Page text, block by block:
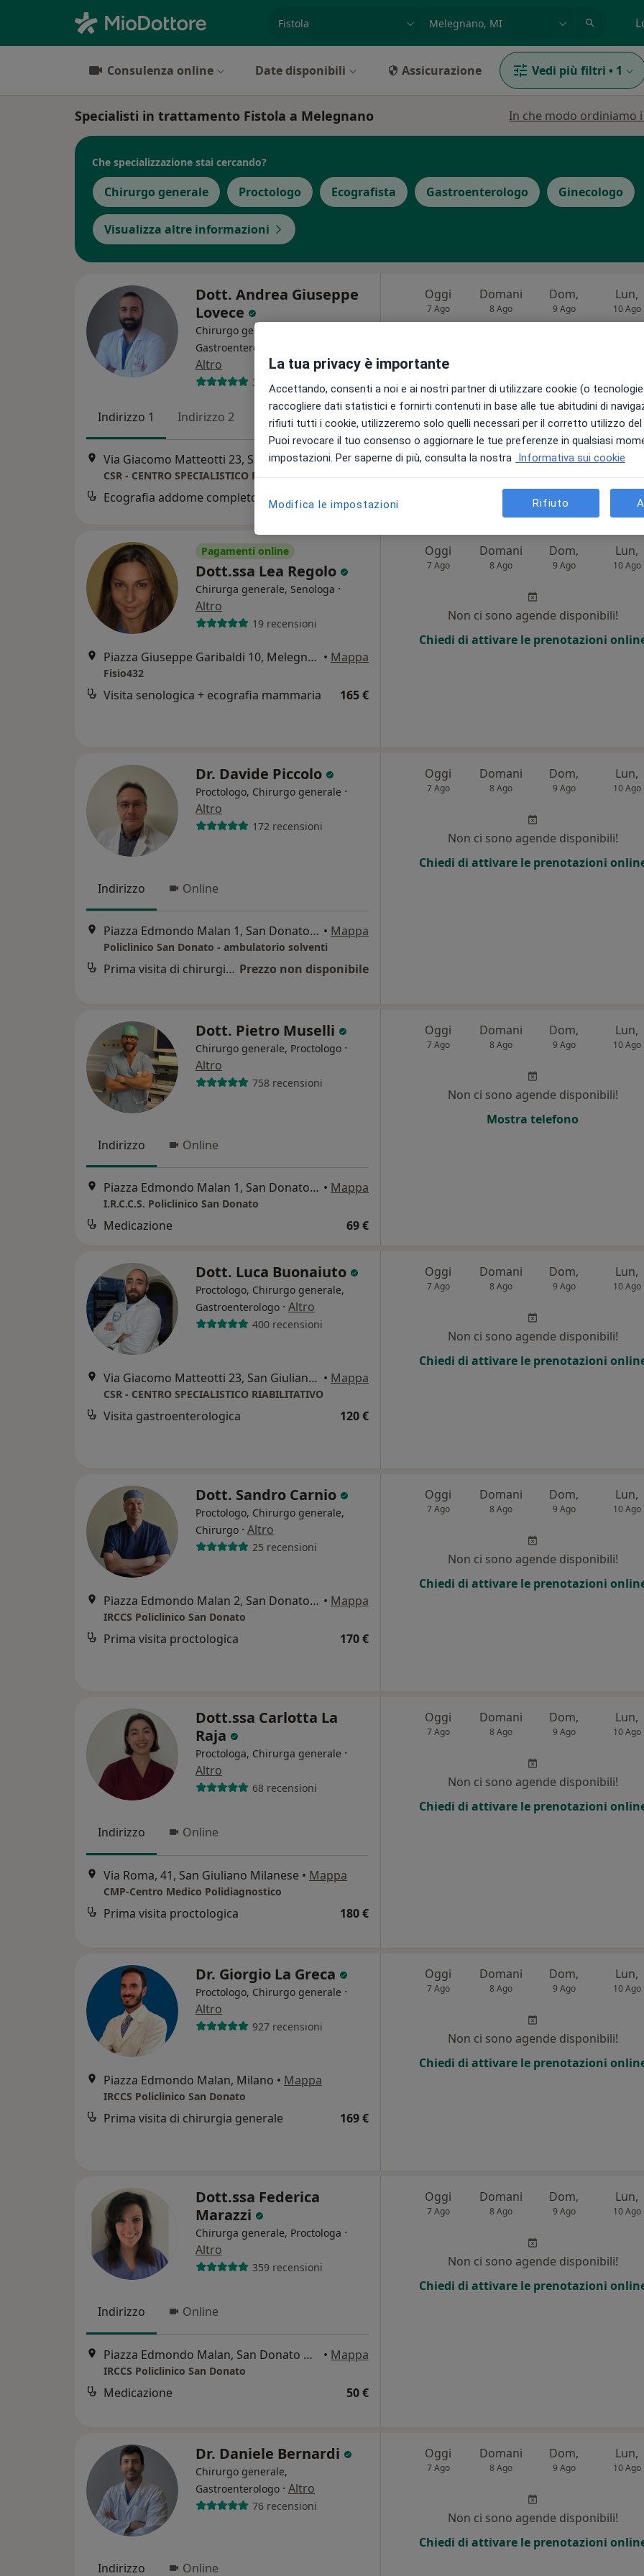
Consulenza online Date disponibili Assicurazione Vedi più filtri • 1
Specialisti in trattamento Fistola a Melegnano In che modo ordiniamo
Che specializzazione stai cercando?
Chirurgo generale Proctologo Ecografista Gastroenterologo Ginecologo
Visualizza altre informazioni
Dott. Andrea Giuseppe
Lovece
Chirurgo generale,
Gastroenterologo, Ecografista
Altro
316 recensioni
Indirizzo 1 Indirizzo 2 Online
Via Giacomo Matteotti 23, San Giuliano Milanese •Mappa
CSR - CENTRO SPECIALISTICO RIABILITATIVO
Ecografia addome completo 100 €
Oggi
7 Ago
Domani
8 Ago
Dom,
9 Ago
Lun,
10 Ago
Non ci sono agende disponibili!
Chiedi di attivare le prenotazioni online
Pagamenti online
Dott.ssa Lea Regolo
Chirurga generale, Senologa ·
Altro
19 recensioni
Piazza Giuseppe Garibaldi 10, Melegnano • Mappa
Fisio432
Visita senologica + ecografia mammaria 165 €
Oggi
7 Ago
Domani
8 Ago
Dom,
9 Ago
Lun,
10 Ago
Non ci sono agende disponibili!
Chiedi di attivare le prenotazioni
Dr. Davide Piccolo
Proctologo, Chirurgo generale ·
Altro
172 recensioni
Indirizzo Online
Piazza Edmondo Malan 1, San Donato Milanese • Mappa
Policlinico San Donato - ambulatorio solventi
Prima visita di chirurgia generale Prezzo non disponibile
Oggi
7 Ago
Domani
8 Ago
Dom,
9 Ago
Lun,
10 Ago
Non ci sono agende disponibili!
Chiedi di attivare le prenotazioni
Dott. Pietro Muselli
Chirurgo generale, Proctologo ·
Altro
758 recensioni
Indirizzo Online
Piazza Edmondo Malan 1, San Donato Milanese • Mappa
I.R.C.C.S. Policlinico San Donato
Medicazione 69 €
Oggi
7 Ago
Domani
8 Ago
Dom,
9 Ago
Lun,
10 Ago
Non ci sono agende disponibili!
Mostra telefono
Dott. Luca Buonaiuto
Proctologo, Chirurgo generale,
Gastroenterologo · Altro
400 recensioni
Via Giacomo Matteotti 23, San Giuliano Milanese • Mappa
CSR - CENTRO SPECIALISTICO RIABILITATIVO
Visita gastroenterologica 120 €
Oggi
7 Ago
Domani
8 Ago
Dom,
9 Ago
Lun,
10 Ago
Non ci sono agende disponibili!
Chiedi di attivare le prenotazioni
Dott. Sandro Carnio
Proctologo, Chirurgo generale,
Chirurgo · Altro
25 recensioni
Piazza Edmondo Malan 2, San Donato Milanese, MI, • Mappa
IRCCS Policlinico San Donato
Prima visita proctologica 170 €
Oggi
7 Ago
Domani
8 Ago
Dom,
9 Ago
Lun,
10 Ago
Non ci sono agende disponibili!
Chiedi di attivare le prenotazioni
Dott.ssa Carlotta La
Raja
Proctologa, Chirurga generale ·
Altro
68 recensioni
Indirizzo Online
Via Roma, 41, San Giuliano Milanese • Mappa
CMP-Centro Medico Polidiagnostico
Prima visita proctologica 180 €
Oggi
7 Ago
Domani
8 Ago
Dom,
9 Ago
Lun,
10 Ago
Non ci sono agende disponibili!
Chiedi di attivare le prenotazioni
Dr. Giorgio La Greca
Proctologo, Chirurgo generale ·
Altro
927 recensioni
Piazza Edmondo Malan, Milano • Mappa
IRCCS Policlinico San Donato
Prima visita di chirurgia generale 169 €
Oggi
7 Ago
Domani
8 Ago
Dom,
9 Ago
Lun,
10 Ago
Non ci sono agende disponibili!
Chiedi di attivare le prenotazioni
Dott.ssa Federica
Marazzi
Chirurga generale, Proctologa ·
Altro
359 recensioni
Indirizzo Online
Piazza Edmondo Malan, San Donato Milanese • Mappa
IRCCS Policlinico San Donato
Medicazione 50 €
Oggi
7 Ago
Domani
8 Ago
Dom,
9 Ago
Lun,
10 Ago
Non ci sono agende disponibili!
Chiedi di attivare le prenotazioni
Dr. Daniele Bernardi
Chirurgo generale,
Gastroenterologo · Altro
76 recensioni
Indirizzo Online
Oggi
7 Ago
Domani
8 Ago
Dom,
9 Ago
Lun,
10 Ago
Non ci sono agende disponibili!
Chiedi di attivare le prenotazioni
La tua privacy è importante
Accettando, consenti a noi e ai nostri partner di utilizzare cookie (o
raccogliere dati statistici e fornirti contenuti in base alle tue abitudini di
rifiuti tutti i cookie, utilizzeremo solo quelli necessari per il corretto utilizzo
Puoi revocare il tuo consenso o aggiornare le tue preferenze in qualsiasi
impostazioni. Per saperne di più, consulta la nostra Informativa sui cookie
Modifica le impostazioni Rifiuto